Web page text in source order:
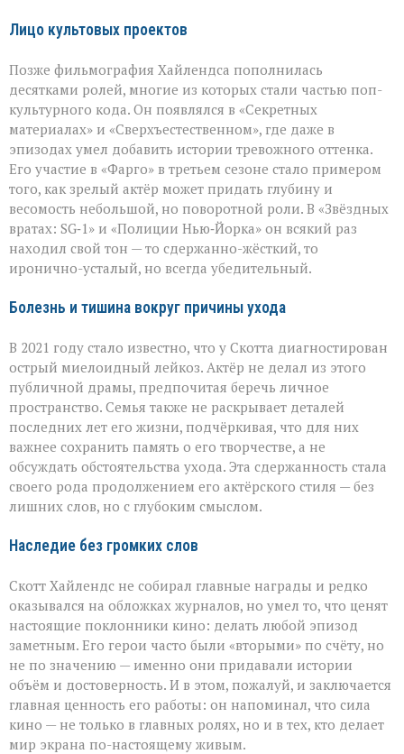
Лицо культовых проектов
Позже фильмография Хайлендса пополнилась
десятками ролей, многие из которых стали частью поп-
культурного кода. Он появлялся в «Секретных
материалах» и «Сверхъестественном», где даже в
эпизодах умел добавить истории тревожного оттенка.
Его участие в «Фарго» в третьем сезоне стало примером
того, как зрелый актёр может придать глубину и
весомость небольшой, но поворотной роли. В «Звёздных
вратах: SG‑1» и «Полиции Нью‑Йорка» он всякий раз
находил свой тон — то сдержанно-жёсткий, то
иронично-усталый, но всегда убедительный.
Болезнь и тишина вокруг причины ухода
В 2021 году стало известно, что у Скотта диагностирован
острый миелоидный лейкоз. Актёр не делал из этого
публичной драмы, предпочитая беречь личное
пространство. Семья также не раскрывает деталей
последних лет его жизни, подчёркивая, что для них
важнее сохранить память о его творчестве, а не
обсуждать обстоятельства ухода. Эта сдержанность стала
своего рода продолжением его актёрского стиля — без
лишних слов, но с глубоким смыслом.
Наследие без громких слов
Скотт Хайлендс не собирал главные награды и редко
оказывался на обложках журналов, но умел то, что ценят
настоящие поклонники кино: делать любой эпизод
заметным. Его герои часто были «вторыми» по счёту, но
не по значению — именно они придавали истории
объём и достоверность. И в этом, пожалуй, и заключается
главная ценность его работы: он напоминал, что сила
кино — не только в главных ролях, но и в тех, кто делает
мир экрана по-настоящему живым.